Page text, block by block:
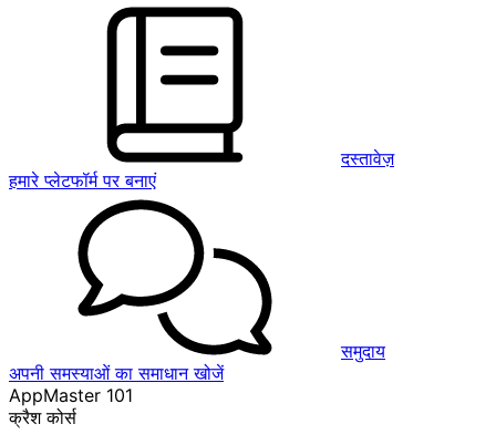
दस्तावेज़
हमारे प्लेटफॉर्म पर बनाएं
समुदाय
अपनी समस्याओं का समाधान खोजें
AppMaster 101
क्रैश कोर्स